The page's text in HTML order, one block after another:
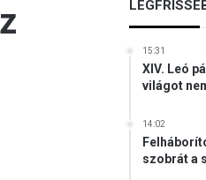
15:31
XIV. Leó
világot
14:02
szobrát a